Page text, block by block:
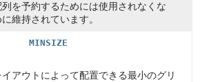
を予約するためには使用されなくな
維持されています。
MINSIZE
アウトによって配置できる最小のグリ